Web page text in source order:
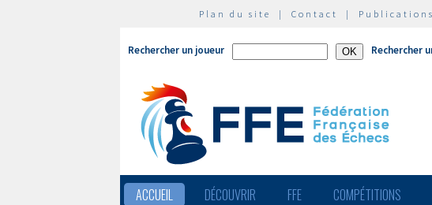
Plan du site | Contact | Publications
Rechercher un joueur Rechercher
ACCUEIL DÉCOUVRIR FFE COMPÉTITIONS